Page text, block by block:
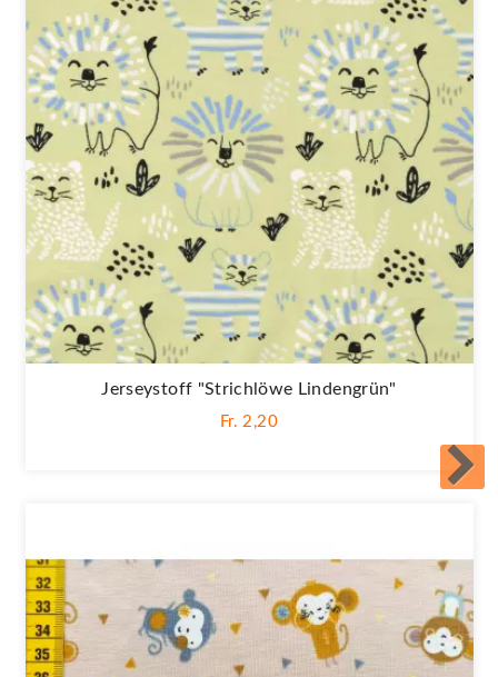
Jerseystoff "Strichlöwe Lindengrün"
Fr. 2,20